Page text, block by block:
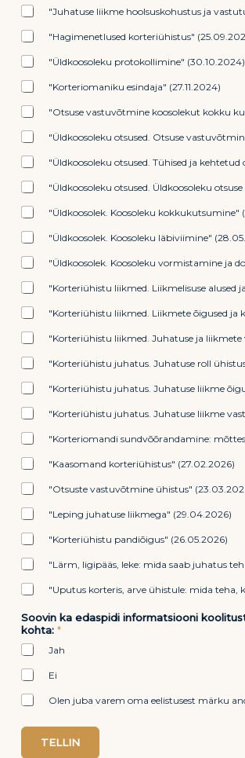
"Juhatuse liikme hoolsuskohustus ja
"Hagimenetlused korteriühistus"
"Üldkoosoleku protokollimine" (30.10.2024)
"Korteriomaniku esindaja" (27.11.2024)
"Otsuse vastuvõtmine koosolekut kokku
"Üldkoosoleku otsused. Otsuse
"Üldkoosoleku otsused. Tühised ja kehtetud
"Üldkoosoleku otsused. Üldkoosoleku
"Üldkoosolek. Koosoleku kokkukutsumine"
"Üldkoosolek. Koosoleku läbiviimine"
"Üldkoosolek. Koosoleku vormistamine ja
"Korteriühistu liikmed. Liikmelisuse alused
"Korteriühistu liikmed. Liikmete õigused ja
"Korteriühistu liikmed. Juhatuse ja liikmete
"Korteriühistu juhatus. Juhatuse roll
"Korteriühistu juhatus. Juhatuse liikme
"Korteriühistu juhatus. Juhatuse liikme
"Korteriomandi sundvõõrandamine:
"Kaasomand korteriühistus" (27.02.2026)
"Otsuste vastuvõtmine ühistus"
"Leping juhatuse liikmega" (29.04.2026)
"Korteriühistu pandiõigus" (26.05.2026)
"Lärm, ligipääs, leke: mida saab juhatus
"Uputus korteris, arve ühistule: mida teha,
Soovin ka edaspidi informatsiooni
kohta: *
Jah
Ei
Olen juba varem oma eelistusest märku
TELLIN